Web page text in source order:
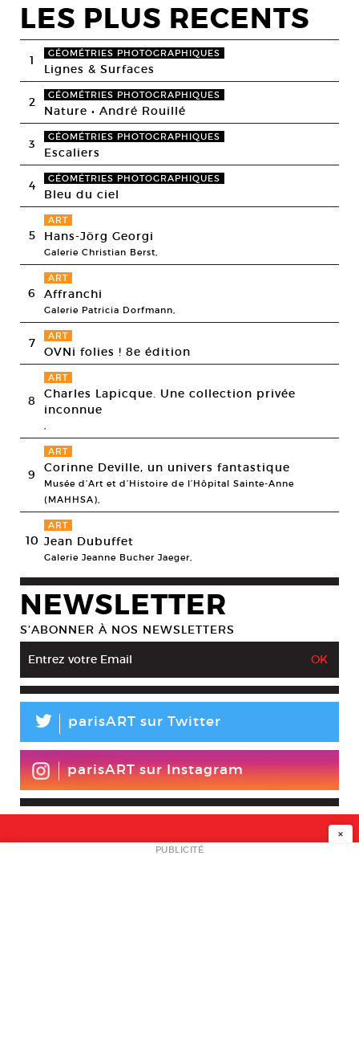
LES PLUS RECENTS
1 GÉOMÉTRIES PHOTOGRAPHIQUES
Lignes & Surfaces
2 GÉOMÉTRIES PHOTOGRAPHIQUES
Nature • André Rouillé
3 GÉOMÉTRIES PHOTOGRAPHIQUES
Escaliers
4 GÉOMÉTRIES PHOTOGRAPHIQUES
Bleu du ciel
5
ART
Hans-Jörg Georgi
Galerie Christian Berst,
6
ART
Affranchi
Galerie Patricia Dorfmann,
7 ART
OVNi folies ! 8e édition
8
ART
Charles Lapicque. Une collection privée
inconnue
,
9
ART
Corinne Deville, un univers fantastique
Musée d’Art et d’Histoire de l’Hôpital Sainte-Anne
(MAHHSA),
10
ART
Jean Dubuffet
Galerie Jeanne Bucher Jaeger,
NEWSLETTER
S’ABONNER À NOS NEWSLETTERS
L parisART sur Twitter
parisART sur Instagram
NEWSLETTER
×
PUBLICITÉ